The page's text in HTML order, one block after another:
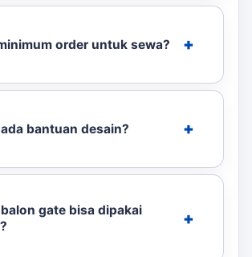
order untuk sewa?
bantuan desain?
gate bisa dipakai